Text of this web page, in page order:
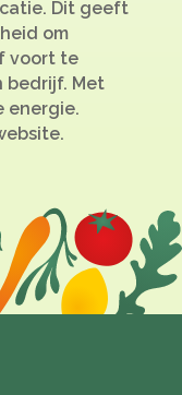
Dit geeft
om
voort te
bedrijf. Met
energie.